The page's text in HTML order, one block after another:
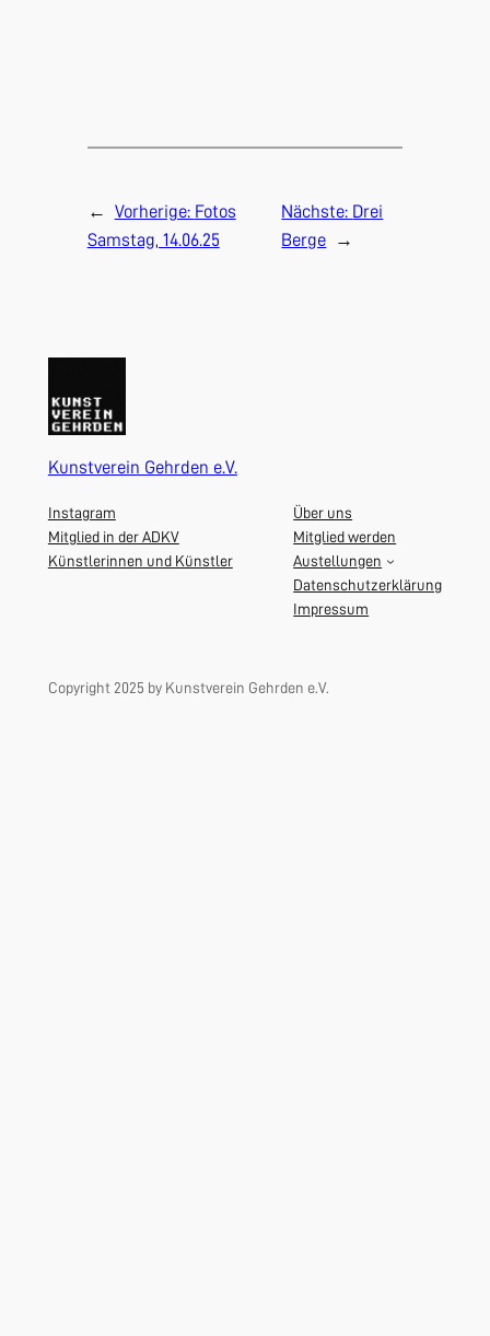
← Vorherige: Fotos
Samstag, 14.06.25
Nächste: Drei
Berge
→
Kunstverein Gehrden e.V.
Instagram
Mitglied in der ADKV
Künstlerinnen und Künstler
Über uns
Mitglied werden
Austellungen
Datenschutzerklärung
Impressum
Copyright 2025 by Kunstverein Gehrden e.V.